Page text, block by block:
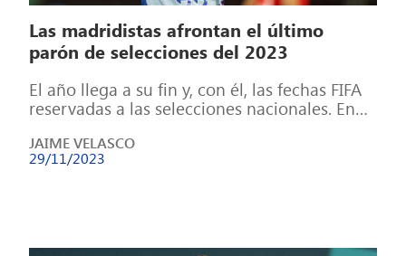
Las madridistas afrontan el último
parón de selecciones del 2023
El año llega a su fin y, con él, las fechas FIFA
reservadas a las selecciones nacionales. En
JAIME VELASCO
29/11/2023